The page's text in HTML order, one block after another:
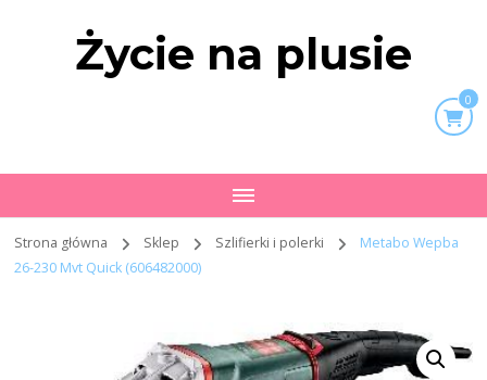
Życie na plusie
0
Strona główna Sklep Szlifierki i polerki
Metabo Wepba
26-230 Mvt Quick (606482000)